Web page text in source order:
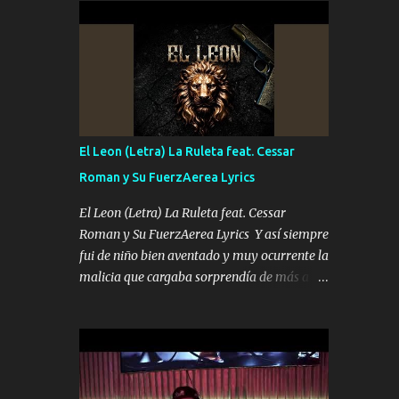
por el interés P...
inteligente junto con su hermano el TRES
blindado el Estado tiene andan ESPERANDO
al UNO QUE PRONTO ESTARÁ PRESENTE
Que no falten las bucanas ni tampoco las
mujeres porque es platica de grandes por eso
hay que estar alegres doy las instrucciones
para atender los deberes Música Si es que
salta algún problema de confianza tengo
gente ahí está el Hombre Cuarenta y
también Pariente 7 arreglan cualquier
problema no más es cuestión que ordené
NOS HACE FALTA UN HERMANO DE CLAVE
SIEMPRE VIO POR LA FAMILIA PARA QUE
SIGA EL LEGADO Es el DOS de los
HERMANOS un cerebro inteligente y com...
El Leon (Letra) La Ruleta feat. Cessar
Roman y Su FuerzAerea Lyrics
El Leon (Letra) La Ruleta feat. Cessar
Roman y Su FuerzAerea Lyrics Y así siempre
fui de niño bien aventado y muy ocurrente la
malicia que cargaba sorprendía de más a la
Tranquilo me la navego ando en lo mío sin
ni un pendiente si hay problemas lo